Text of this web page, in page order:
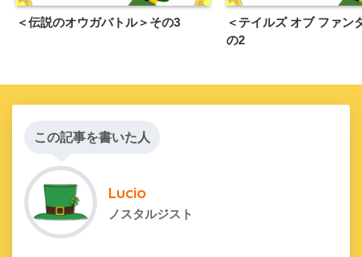
＜伝説のオウガバトル＞その3
＜テイルズ オブ ファン
の2
この記事を書いた人
Lucio
ノスタルジスト